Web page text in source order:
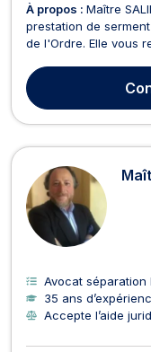
À propos : Maître
prestation de
de l'Ordre. Elle vous
intervient
droit de la famille.
Avocat séparation
35 ans
Accepte l’aide